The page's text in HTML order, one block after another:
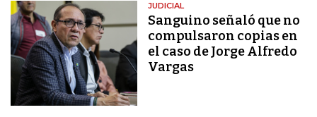
JUDICIAL
Sanguino señaló que no
compulsaron copias en
el caso de Jorge Alfredo
Vargas